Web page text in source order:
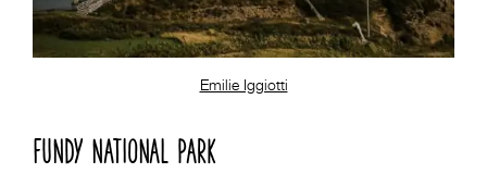
Emilie Iggiotti
FUNDY NATIONAL PARK